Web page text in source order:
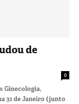
de
0
Ginecologia,
31 de Janeiro (junto